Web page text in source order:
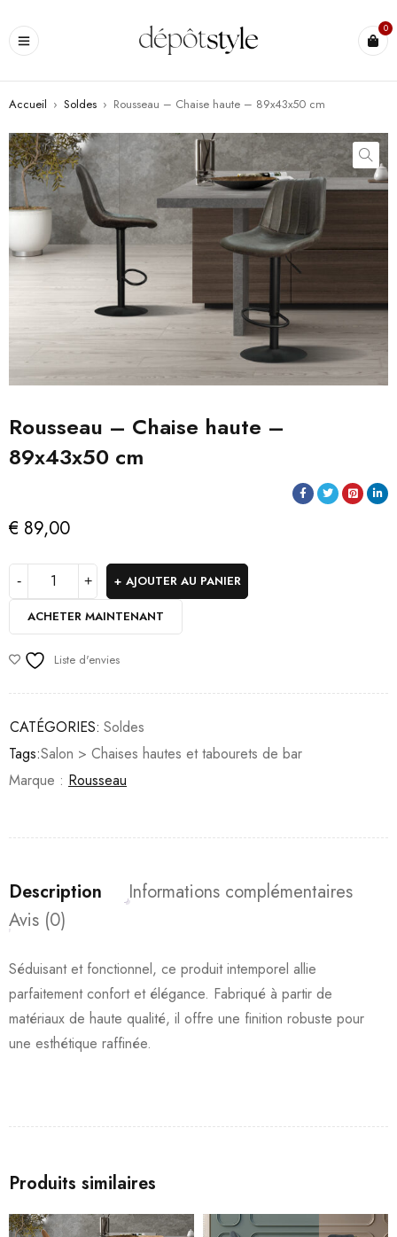
0
Accueil › Soldes › Rousseau – Chaise haute – 89x43x50 cm
Rousseau – Chaise haute –
89x43x50 cm
€ 89,00
AJOUTER AU PANIER
ACHETER MAINTENANT
Liste d'envies
CATÉGORIES: Soldes
Tags:Salon > Chaises hautes et tabourets de bar
Marque : Rousseau
Description
Informations complémentaires
Avis (0)
Séduisant et fonctionnel, ce produit intemporel allie
parfaitement confort et élégance. Fabriqué à partir de
matériaux de haute qualité, il offre une finition robuste pour
une esthétique raffinée.
Produits similaires